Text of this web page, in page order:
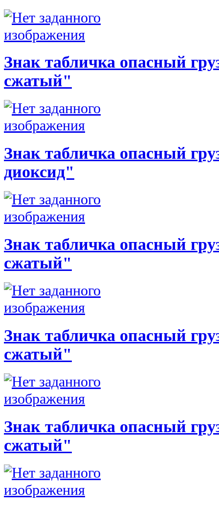
Знак табличка опасный
сжатый"
Знак табличка опасный
диоксид"
Знак табличка опасный
сжатый"
Знак табличка опасный
сжатый"
Знак табличка опасный
сжатый"